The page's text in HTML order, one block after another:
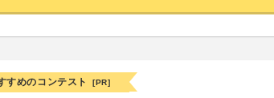
すめのコンテスト [PR]